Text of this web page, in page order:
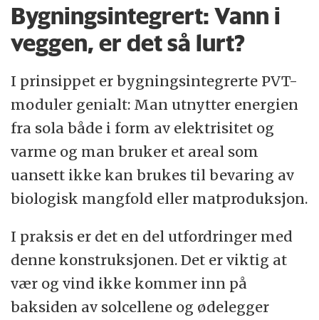
Bygningsintegrert: Vann i
veggen, er det så lurt?
I prinsippet er bygningsintegrerte PVT-
moduler genialt: Man utnytter energien
fra sola både i form av elektrisitet og
varme og man bruker et areal som
uansett ikke kan brukes til bevaring av
biologisk mangfold eller matproduksjon.
I praksis er det en del utfordringer med
denne konstruksjonen. Det er viktig at
vær og vind ikke kommer inn på
baksiden av solcellene og ødelegger